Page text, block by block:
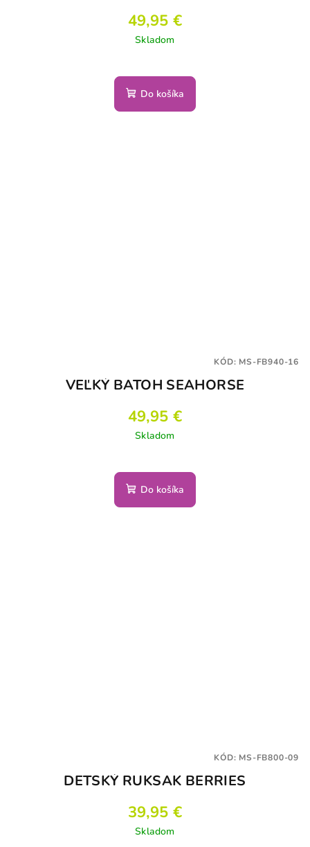
49,95 €
Skladom
Do košíka
VEĽKÝ BATOH SEAHORSE
49,95 €
Skladom
Do košíka
KÓD: MS-FB940-16
DETSKÝ RUKSAK BERRIES
39,95 €
Skladom
KÓD: MS-FB800-09